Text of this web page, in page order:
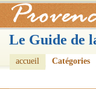
Le Guide de
accueil Catégories